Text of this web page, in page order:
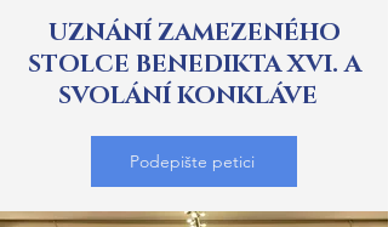
UZNÁNÍ ZAMEZENÉHO
STOLCE BENEDIKTA XVI. A
SVOLÁNÍ KONKLÁVE
Podepište petici